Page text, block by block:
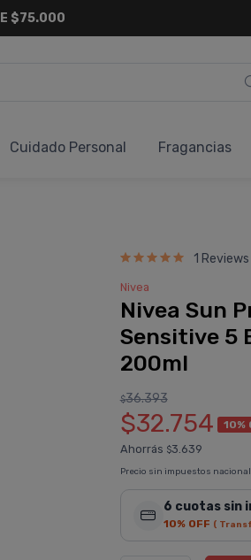
Cuidado Personal Fragancias
1 Reviews
Nivea
Nivea Sun
Sensitive 5
200ml
$36.393
$32.754 10%
Ahorrás $3.639
Precio sin impuestos
6 cuotas sin
10% OFF (